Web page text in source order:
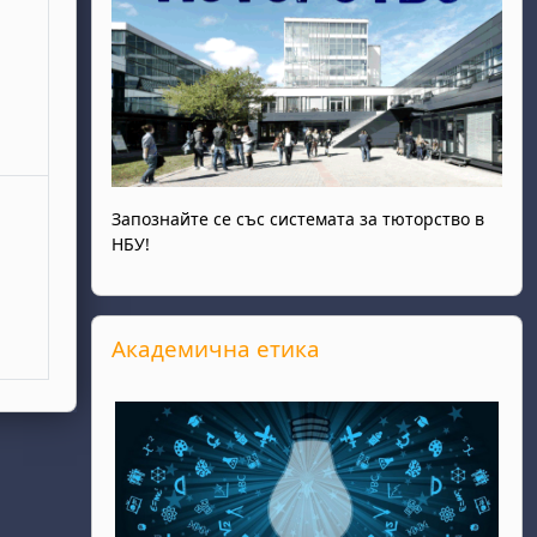
Запознайте се със системата за тюторство в
НБУ!
Прескочи Академична етика
Академична етика